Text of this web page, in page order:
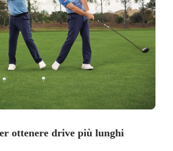
ottenere drive più lunghi